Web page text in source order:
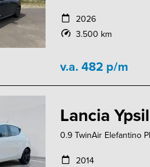
2026
3.500 km
v.a. 482 p/m
Lancia
0.9 TwinAir Elefantino
2014